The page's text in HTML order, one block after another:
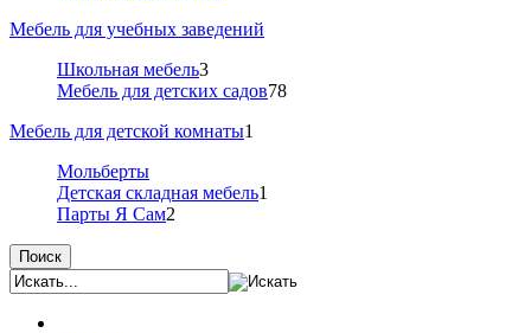
Мебель для учебных заведений
Школьная мебель3
Мебель для детских садов78
Мебель для детской комнаты1
Мольберты
Детская складная мебель1
Парты Я Сам2
Поиск